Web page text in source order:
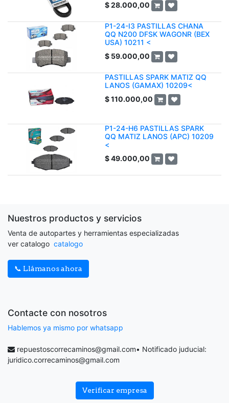
$28.000,00
P1-24-I3 PASTILLAS CHANA
QQ N200 DFSK WAGONR (BEX
USA) 10211 <
$ 59.000,00
PASTILLAS SPARK MATIZ QQ
LANOS (GAMAX) 10209<
$110.000,00
P1-24-H6 PASTILLAS SPARK
QQ MATIZ LANOS (APC) 10209
<
$49.000,00
Nuestros productos y servicios
Venta de autopartes y herramientas especializadas
ver catalogo catalogo
📞 Llámanos ahora
Contacte con nosotros
Hablemos ya mismo por whatsapp
repuestoscorrecaminos@gmail.com• Notificado juducial:
juridico.correcaminos@gmail.com
Verificar empresa